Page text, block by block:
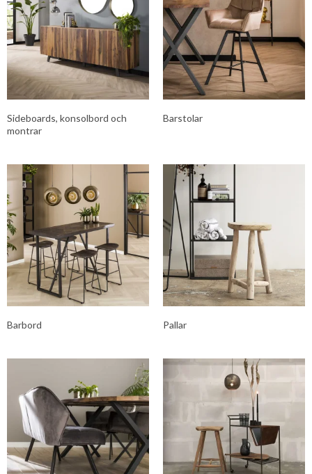
Sideboards, konsolbord och
montrar
Barstolar
Barbord Pallar